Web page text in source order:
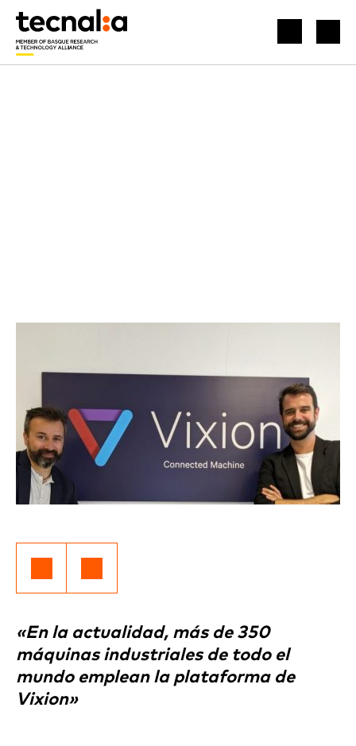
«En la actualidad, más de 350
máquinas industriales de todo el
mundo emplean la plataforma de
Vixion»